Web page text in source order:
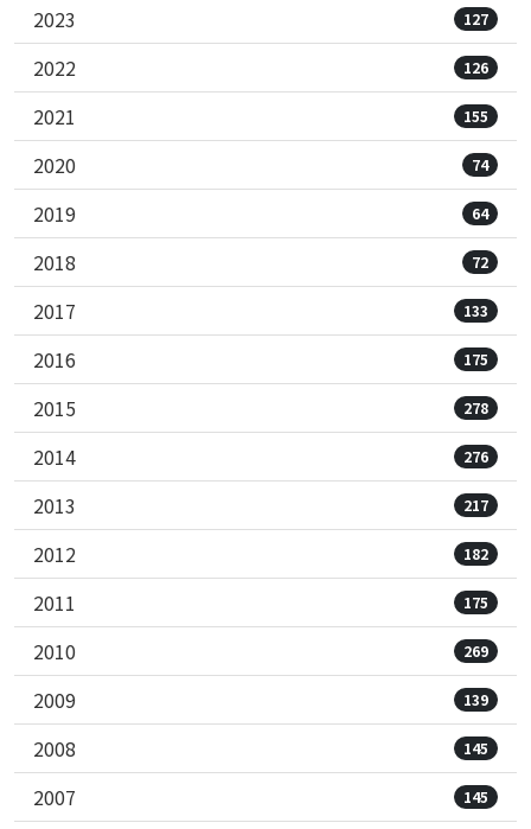
2023 127
2022 126
2021 155
2020 74
2019 64
2018 72
2017 133
2016 175
2015 278
2014 276
2013 217
2012 182
2011 175
2010 269
2009 139
2008 145
2007 145